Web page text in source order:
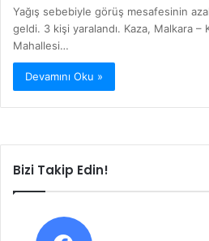
Yağış sebebiyle görüş mesafesinin
geldi. 3 kişi yaralandı. Kaza, Malkara
Mahallesi…
Devamını Oku »
Bizi Takip Edin!